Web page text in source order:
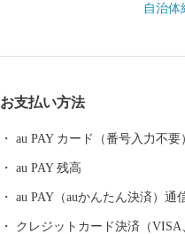
代より日本を代表する国際色豊
れ、全国ブランド「関あじ・関
る」「吉野の鶏めし」など多彩
然と都市が共存するまちです。 ふるさと大分市応援寄
自治体
お支払い方法
au PAY カード（番号入力不要
au PAY 残高
au PAY（auかんたん決済）通
クレジットカード決済（VISA